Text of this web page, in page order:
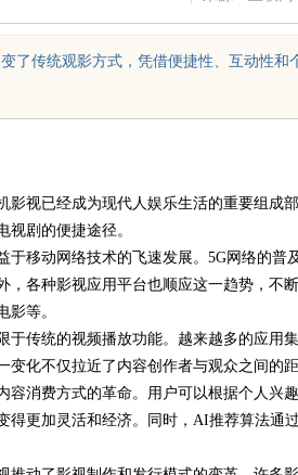
了传统观影方式，凭借便捷性、互动性
影视已经成为现代人娱乐生活的重要组成
视剧的便捷途径。
于移动网络技术的飞速发展。5G网络的
，各种影视应用平台也顺应这一趋势，不
影等。
于传统的视频播放功能。越来越多的应用
变化不仅拉近了内容创作者与观众之间的
容消费方式的革命。用户可以根据个人兴
得更加灵活和经济。同时，AI推荐算法通
发体系全解析